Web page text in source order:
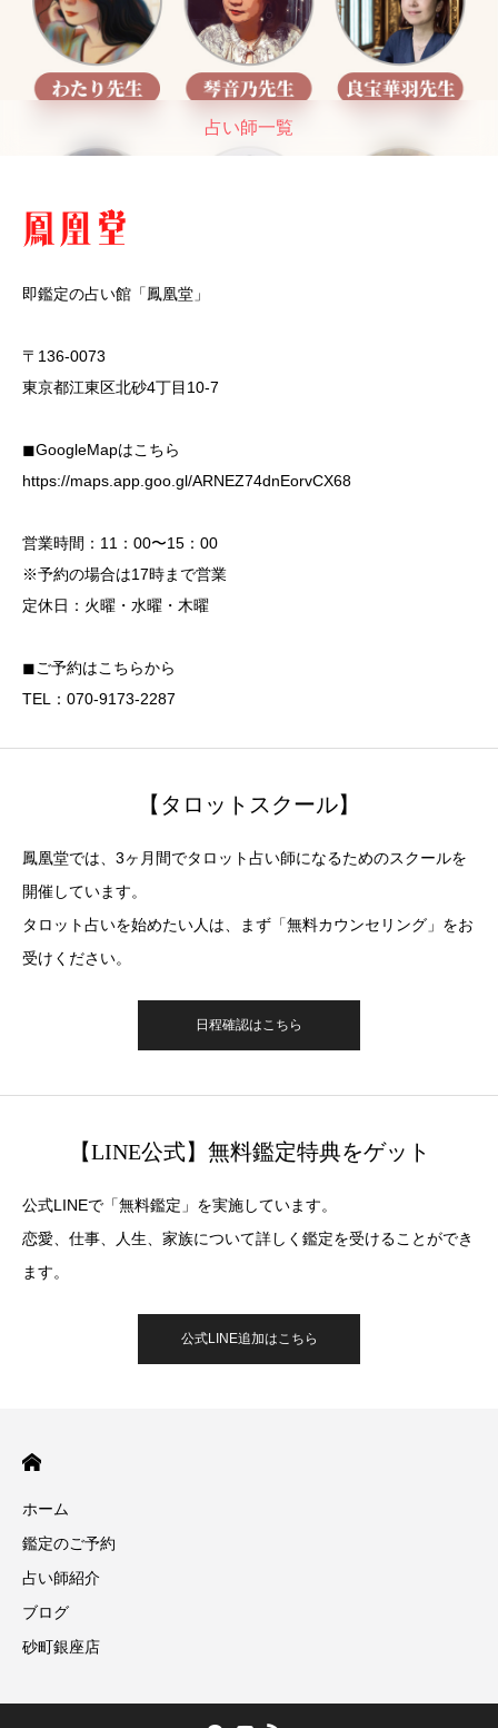
占い師一覧
即鑑定の占い館「鳳凰堂」
〒136-0073
東京都江東区北砂4丁目10-7
◼︎GoogleMapはこちら
https://maps.app.goo.gl/ARNEZ74dnEorvCX68
営業時間：11：00〜15：00
※予約の場合は17時まで営業
定休日：火曜・水曜・木曜
◼︎ご予約はこちらから
TEL：070-9173-2287
【タロットスクール】
鳳凰堂では、3ヶ月間でタロット占い師になるためのスクールを
開催しています。
タロット占いを始めたい人は、まず「無料カウンセリング」をお
受けください。
日程確認はこちら
【LINE公式】無料鑑定特典をゲット
公式LINEで「無料鑑定」を実施しています。
恋愛、仕事、人生、家族について詳しく鑑定を受けることができ
ます。
公式LINE追加はこちら
ホーム
鑑定のご予約
占い師紹介
ブログ
砂町銀座店